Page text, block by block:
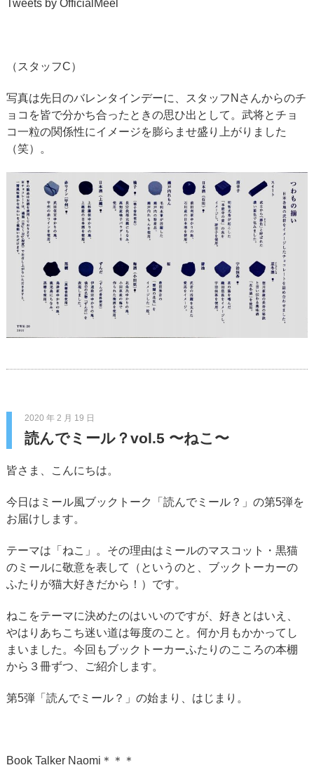
Tweets by OfficialMeel
（スタッフC）
写真は先日のバレンタインデーに、スタッフNさんからのチ
ョコを皆で分かち合ったときの思ひ出として。武将とチョ
コ一粒の関係性にイメージを膨らませ盛り上がりました
（笑）。
2020 年 2 月 19 日
読んでミール？vol.5 〜ねこ〜
皆さま、こんにちは。
今日はミール風ブックトーク「読んでミール？」の第5弾を
お届けします。
テーマは「ねこ」。その理由はミールのマスコット・黒猫
のミールに敬意を表して（というのと、ブックトーカーの
ふたりが猫大好きだから！）です。
ねこをテーマに決めたのはいいのですが、好きとはいえ、
やはりあちこち迷い道は毎度のこと。何か月もかかってし
まいました。今回もブックトーカーふたりのこころの本棚
から３冊ずつ、ご紹介します。
第5弾「読んでミール？」の始まり、はじまり。
Book Talker Naomi＊＊＊